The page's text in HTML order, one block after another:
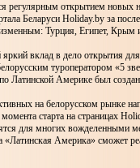
регулярным открытием новых
Беларуси Holiday.by за
Турция, Египет, Крым
вклад в дело открытия
туроператором «5
Латинской Америке был
на белорусском рынке
старта на страницах
для многих вожделенными
«Латинская Америка» сможет